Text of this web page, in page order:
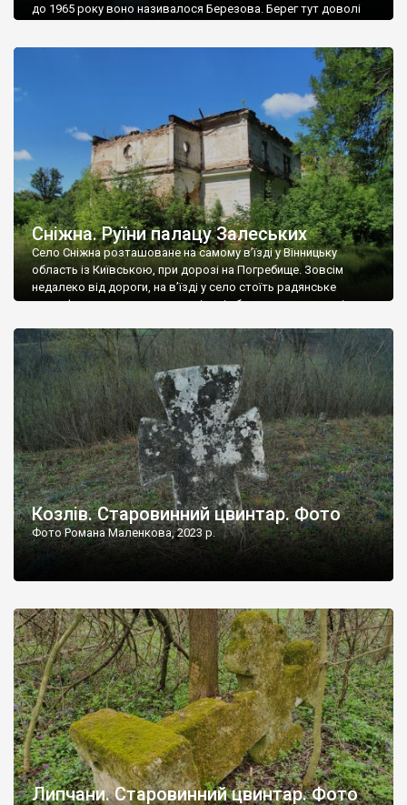
до 1965 року воно називалося Березова. Берег тут доволі
Наддністрянське відрізняється від більшості навколишніх
сіл. У селі є мурована Михайлівська церква. Точної дати […]
Сніжна. Руїни палацу Залеських
Село Сніжна розташоване на самому в’їзді у Вінницьку
область із Київською, при дорозі на Погребище. Зовсім
недалеко від дороги, на в’їзді у село стоїть радянське
рельєфне пано, яке показує жінку і яблуню, а трохи далі, десь
не видно, але видно дві стареньких колії у траві – […]
Козлів. Старовинний цвинтар. Фото
Фото Романа Маленкова, 2023 р.
Липчани. Старовинний цвинтар. Фото